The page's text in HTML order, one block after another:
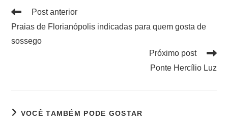
Post anterior
Praias de Florianópolis indicadas para quem gosta de
sossego
Próximo post
Ponte Hercílio Luz
VOCÊ TAMBÉM PODE GOSTAR